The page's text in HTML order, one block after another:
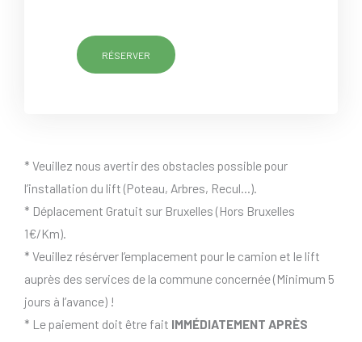
RÉSERVER
* Veuillez nous avertir des obstacles possible pour
l’installation du lift (Poteau, Arbres, Recul…).
* Déplacement Gratuit sur Bruxelles (Hors Bruxelles
1€/Km).
* Veuillez résérver l’emplacement pour le camion et le lift
auprès des services de la commune concernée (Minimum 5
jours à l’avance) !
* Le paiement doit être fait IMMÉDIATEMENT APRÈS